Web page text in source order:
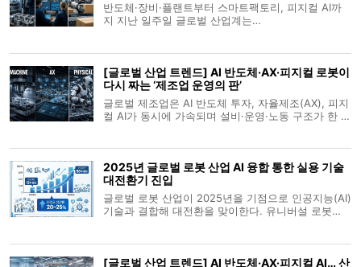
반도체·장비·플랜트부터 스마트팩토리, 피지컬 AI까
지 지난 일주일 글로벌 산업계는
밀어 올리는 그림이다. 산업기계·설비·플랜트 글
[글로벌 산업 트렌드] AI 반도체·AX·피지컬 로봇이
다시 짜는 ‘제조업 운영의 판’
글로벌 제조업은 AI 반도체 투자, 자율제조(AX), 피지
컬 AI가 동시에 가속되며 설비·운영·노동 구조가 한 번
영 모델이 현실로 다
2025년 글로벌 로봇 산업 AI 융합 통한 실용 기술
대전환기 진입
글로벌 로봇 산업이 2025년을 기점으로 인공지능(AI)
기술과 결합해 대전환을 맞이한다. 유니버설 로봇
의 고도화를 견인할 전망이다. 실
[글로벌 산업 트렌드] AI 반도체·AX·피지컬 AI… 산